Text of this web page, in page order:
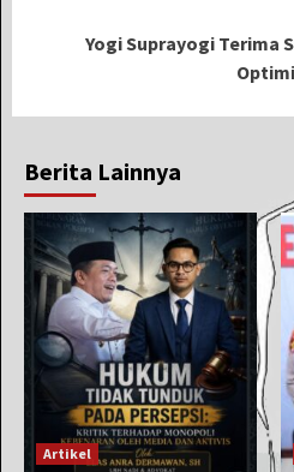
Yogi Suprayogi Terima
Berita Lainnya
Artikel